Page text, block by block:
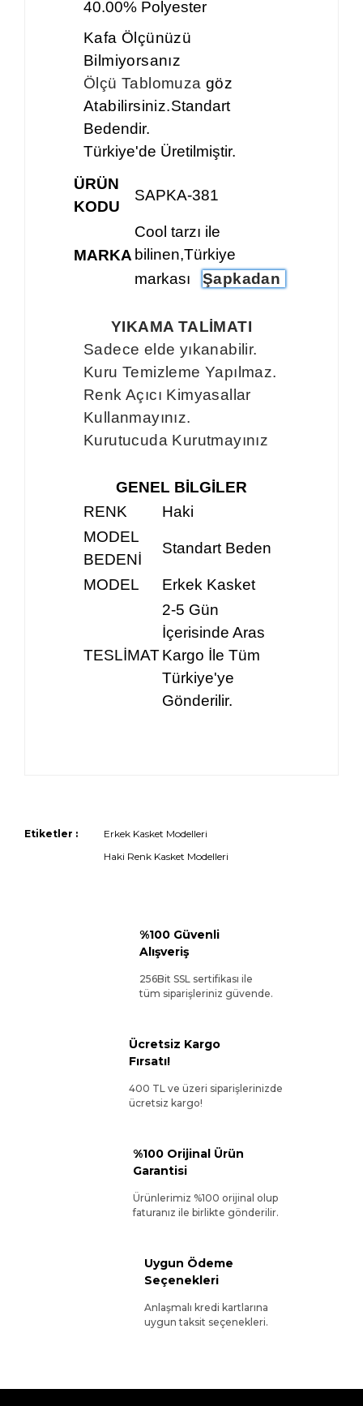
40.00% Polyester
Kafa Ölçünüzü
Bilmiyorsanız
Ölçü Tablomuza göz
Atabilirsiniz.Standart
Bedendir.
Türkiye'de Üretilmiştir.
ÜRÜN
KODU
SAPKA-381
MARKA
Cool tarzı ile
bilinen,Türkiye
markası
Şapkadan
YIKAMA TALİMATI
Sadece elde yıkanabilir.
Kuru Temizleme Yapılmaz.
Renk Açıcı Kimyasallar
Kullanmayınız.
Kurutucuda Kurutmayınız
GENEL BİLGİLER
RENK
Haki
MODEL
BEDENİ
Standart Beden
MODEL Erkek Kasket
TESLİMAT
2-5 Gün
İçerisinde Aras
Kargo İle Tüm
Türkiye'ye
Gönderilir.
Etiketler :
Erkek Kasket Modelleri
Haki Renk Kasket Modelleri
%100 Güvenli
Alışveriş
256Bit SSL sertifikası ile
tüm siparişleriniz güvende.
Ücretsiz Kargo
Fırsatı!
400 TL ve üzeri siparişlerinizde
ücretsiz kargo!
%100 Orijinal Ürün
Garantisi
Ürünlerimiz %100 orijinal olup
faturanız ile birlikte gönderilir.
Uygun Ödeme
Seçenekleri
Anlaşmalı kredi kartlarına
uygun taksit seçenekleri.